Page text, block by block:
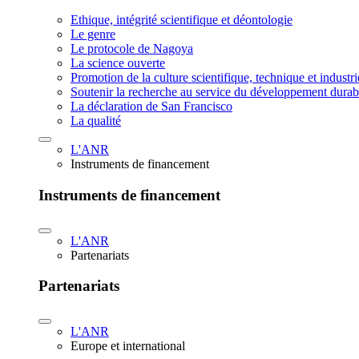
Ethique, intégrité scientifique et déontologie
Le genre
Le protocole de Nagoya
La science ouverte
Promotion de la culture scientifique, technique et
Soutenir la recherche au service du développement
La déclaration de San Francisco
La qualité
L'ANR
Instruments de financement
Instruments de financement
L'ANR
Partenariats
Partenariats
L'ANR
Europe et international